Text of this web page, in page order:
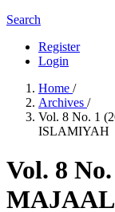
Search
Register
Login
Home /
Archives /
Vol. 8 No. 1
ISLAMIYAH
Vol. 8